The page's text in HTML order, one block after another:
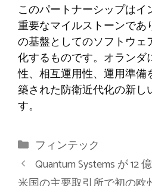
このパートナーシップはイ
重要なマイルストーンであ
の基盤としてのソフトウ
化するものです。オランダ
性、相互運用性、運用準
築された防衛近代化の新し
す。
カ
テ
ゴ
フィンテック
Quantum Systems が 12